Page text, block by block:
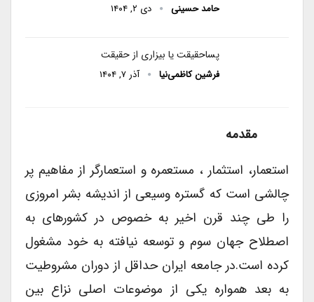
حامد حسینی دی ۲, ۱۴۰۴
پساحقیقت یا بیزاری از حقیقت
فرشین کاظمی‌نیا آذر ۷, ۱۴۰۴
مقدمه
استعمار، استثمار ، مستعمره و استعمارگر از مفاهیم پر
چالشی است که گستره وسیعی از اندیشه بشر امروزی
را طی چند قرن اخیر به خصوص در کشورهای به
اصطلاح جهان سوم و توسعه نیافته به خود مشغول
کرده است.در جامعه ایران حداقل از دوران مشروطیت
به بعد همواره یکی از موضوعات اصلی نزاع بین